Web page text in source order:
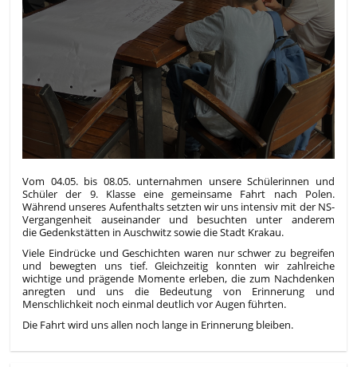
Vom 04.05. bis 08.05. unternahmen unsere Schülerinnen und
Schüler der 9. Klasse eine gemeinsame Fahrt nach Polen.
Während unseres Aufenthalts setzten wir uns intensiv mit der NS-
Vergangenheit auseinander und besuchten unter anderem
die Gedenkstätten in Auschwitz sowie die Stadt Krakau.
Viele Eindrücke und Geschichten waren nur schwer zu begreifen
und bewegten uns tief. Gleichzeitig konnten wir zahlreiche
wichtige und prägende Momente erleben, die zum Nachdenken
anregten und uns die Bedeutung von Erinnerung und
Menschlichkeit noch einmal deutlich vor Augen führten.
Die Fahrt wird uns allen noch lange in Erinnerung bleiben.